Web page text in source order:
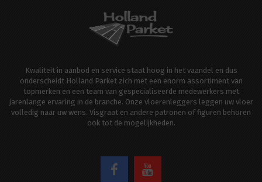
Kwaliteit in aanbod en service staat hoog in het vaandel en dus
onderscheidt Holland Parket zich met een enorm assortiment van
topmerken en een team van gespecialiseerde medewerkers met
jarenlange ervaring in de branche. Onze vloerenleggers leggen uw vloer
volledig naar uw wens. Visgraat en andere patronen of figuren behoren
ook tot de mogelijkheden.